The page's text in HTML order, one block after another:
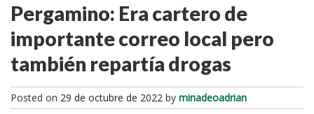
Pergamino: Era cartero de
importante correo local pero
también repartía drogas
Posted on 29 de octubre de 2022 by minadeoadrian